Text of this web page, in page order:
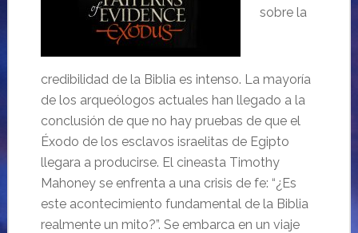
sobre la
credibilidad de la Biblia es intenso. La mayoría
de los arqueólogos actuales han llegado a la
conclusión de que no hay pruebas de que el
Éxodo de los esclavos israelitas de Egipto
llegara a producirse. El cineasta Timothy
Mahoney se enfrenta a una crisis de fe: “¿Es
este acontecimiento fundamental de la Biblia
realmente un mito?”. Se embarca en un viaje